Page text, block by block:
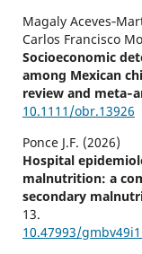
Magaly
Carlos Francisco
Socioeconomic
among Mexican
review and
10.1111/obr.13926
Ponce J.F. (2026)
Hospital
malnutrition: a
secondary
13.
10.47993/